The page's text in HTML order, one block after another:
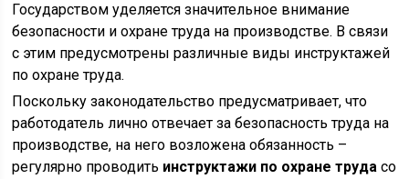
Государством уделяется значительное внимание
безопасности и охране труда на производстве. В связи
с этим предусмотрены различные виды инструктажей
по охране труда.
Поскольку законодательство предусматривает, что
работодатель лично отвечает за безопасность труда на
производстве, на него возложена обязанность –
регулярно проводить инструктажи по охране труда со